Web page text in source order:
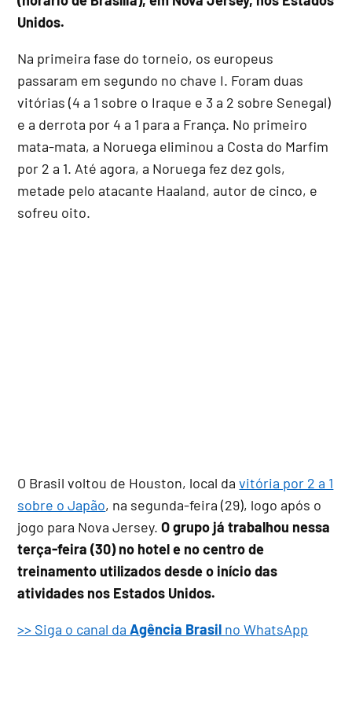
Unidos.
Na primeira fase do torneio, os europeus
passaram em segundo no chave I. Foram duas
vitórias (4 a 1 sobre o Iraque e 3 a 2 sobre Senegal)
e a derrota por 4 a 1 para a França. No primeiro
mata-mata, a Noruega eliminou a Costa do Marfim
por 2 a 1. Até agora, a Noruega fez dez gols,
metade pelo atacante Haaland, autor de cinco, e
sofreu oito.
O Brasil voltou de Houston, local davitória por 2 a 1
sobre o Japão, na segunda-feira (29), logo após o
jogo para Nova Jersey.O grupo já trabalhou nessa
terça-feira (30) no hotel e no centro de
treinamento utilizados desde o início das
atividades nos Estados Unidos.
>> Siga o canal daAgência Brasil no WhatsApp